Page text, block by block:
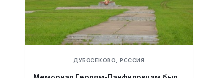
ДУБОСЕКОВО, РОССИЯ